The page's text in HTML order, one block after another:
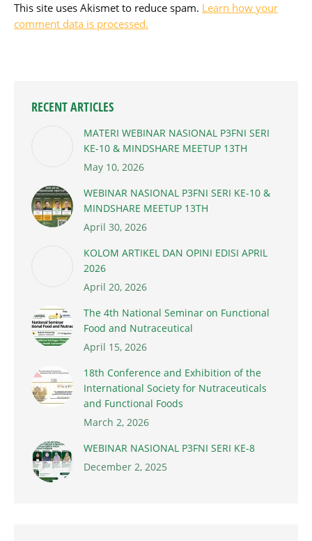
This site uses Akismet to reduce spam. Learn how your
comment data is processed.
RECENT ARTICLES
MATERI WEBINAR NASIONAL P3FNI SERI
KE-10 & MINDSHARE MEETUP 13TH
May 10, 2026
WEBINAR NASIONAL P3FNI SERI KE-10 &
MINDSHARE MEETUP 13TH
April 30, 2026
KOLOM ARTIKEL DAN OPINI EDISI APRIL
2026
April 20, 2026
The 4th National Seminar on Functional
Food and Nutraceutical
April 15, 2026
18th Conference and Exhibition of the
International Society for Nutraceuticals
and Functional Foods
March 2, 2026
WEBINAR NASIONAL P3FNI SERI KE-8
December 2, 2025